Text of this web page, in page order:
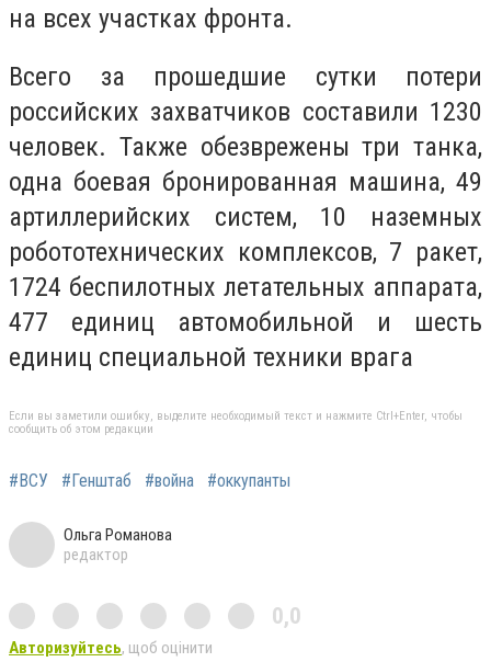
на всех участках фронта.
Всего за прошедшие сутки потери
российских захватчиков составили 1230
человек. Также обезврежены три танка,
одна боевая бронированная машина, 49
артиллерийских систем, 10 наземных
робототехнических комплексов, 7 ракет,
1724 беспилотных летательных аппарата,
477 единиц автомобильной и шесть
единиц специальной техники врага
Если вы заметили ошибку, выделите необходимый текст и нажмите Ctrl+Enter, чтобы
сообщить об этом редакции
#ВСУ #Генштаб #война #оккупанты
Ольга Романова
редактор
0,0
Авторизуйтесь, щоб оцінити